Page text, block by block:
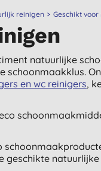
reinigen Geschikt voor
natuurlijke
schoonmaakklus.
en wc reinigers,
geschikte